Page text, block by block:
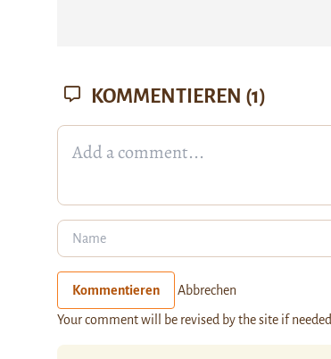
KOMMENTIEREN (1)
Kommentieren Abbrechen
Your comment will be revised by the site if needed.